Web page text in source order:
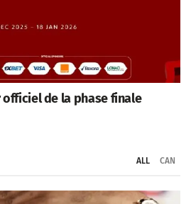
officiel de la phase finale
ALL CAN